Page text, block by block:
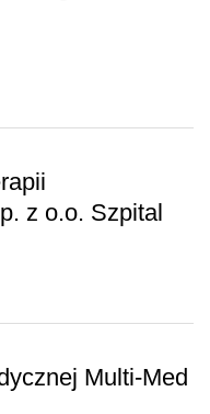
z o.o. Szpital
Multi-Med